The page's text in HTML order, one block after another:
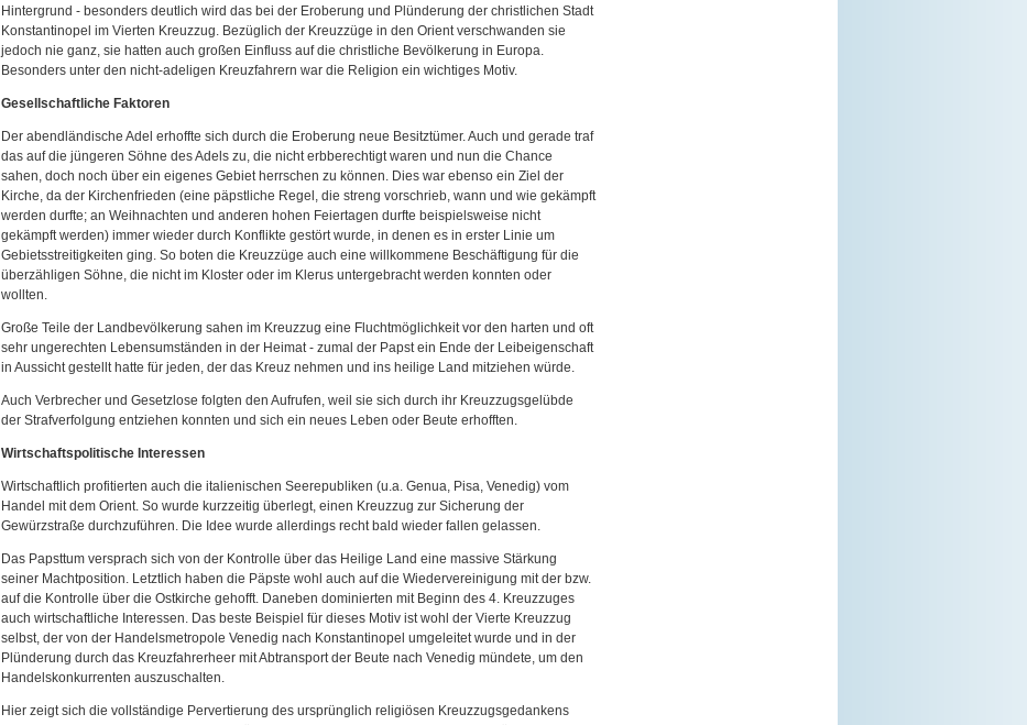
Hintergrund - besonders deutlich wird das bei der Eroberung und Plünderung der christlichen Stadt
Konstantinopel im Vierten Kreuzzug. Bezüglich der Kreuzzüge in den Orient verschwanden sie
jedoch nie ganz, sie hatten auch großen Einfluss auf die christliche Bevölkerung in Europa.
Besonders unter den nicht-adeligen Kreuzfahrern war die Religion ein wichtiges Motiv.
Gesellschaftliche Faktoren
Der abendländische Adel erhoffte sich durch die Eroberung neue Besitztümer. Auch und gerade traf
das auf die jüngeren Söhne des Adels zu, die nicht erbberechtigt waren und nun die Chance
sahen, doch noch über ein eigenes Gebiet herrschen zu können. Dies war ebenso ein Ziel der
Kirche, da der Kirchenfrieden (eine päpstliche Regel, die streng vorschrieb, wann und wie gekämpft
werden durfte; an Weihnachten und anderen hohen Feiertagen durfte beispielsweise nicht
gekämpft werden) immer wieder durch Konflikte gestört wurde, in denen es in erster Linie um
Gebietsstreitigkeiten ging. So boten die Kreuzzüge auch eine willkommene Beschäftigung für die
überzähligen Söhne, die nicht im Kloster oder im Klerus untergebracht werden konnten oder
wollten.
Große Teile der Landbevölkerung sahen im Kreuzzug eine Fluchtmöglichkeit vor den harten und oft
sehr ungerechten Lebensumständen in der Heimat - zumal der Papst ein Ende der Leibeigenschaft
in Aussicht gestellt hatte für jeden, der das Kreuz nehmen und ins heilige Land mitziehen würde.
Auch Verbrecher und Gesetzlose folgten den Aufrufen, weil sie sich durch ihr Kreuzzugsgelübde
der Strafverfolgung entziehen konnten und sich ein neues Leben oder Beute erhofften.
Wirtschaftspolitische Interessen
Wirtschaftlich profitierten auch die italienischen Seerepubliken (u.a. Genua, Pisa, Venedig) vom
Handel mit dem Orient. So wurde kurzzeitig überlegt, einen Kreuzzug zur Sicherung der
Gewürzstraße durchzuführen. Die Idee wurde allerdings recht bald wieder fallen gelassen.
Das Papsttum versprach sich von der Kontrolle über das Heilige Land eine massive Stärkung
seiner Machtposition. Letztlich haben die Päpste wohl auch auf die Wiedervereinigung mit der bzw.
auf die Kontrolle über die Ostkirche gehofft. Daneben dominierten mit Beginn des 4. Kreuzzuges
auch wirtschaftliche Interessen. Das beste Beispiel für dieses Motiv ist wohl der Vierte Kreuzzug
selbst, der von der Handelsmetropole Venedig nach Konstantinopel umgeleitet wurde und in der
Plünderung durch das Kreuzfahrerheer mit Abtransport der Beute nach Venedig mündete, um den
Handelskonkurrenten auszuschalten.
Hier zeigt sich die vollständige Pervertierung des ursprünglich religiösen Kreuzzugsgedankens